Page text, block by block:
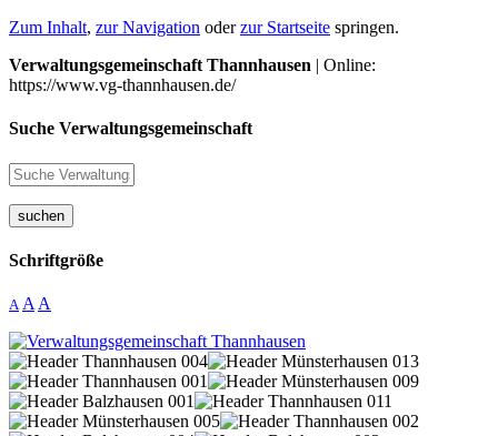
Zum Inhalt, zur Navigation oderzur Startseite springen.
Verwaltungsgemeinschaft Thannhausen | Online:
https://www.vg-thannhausen.de/
Suche Verwaltungsgemeinschaft
suchen
Schriftgröße
A A A